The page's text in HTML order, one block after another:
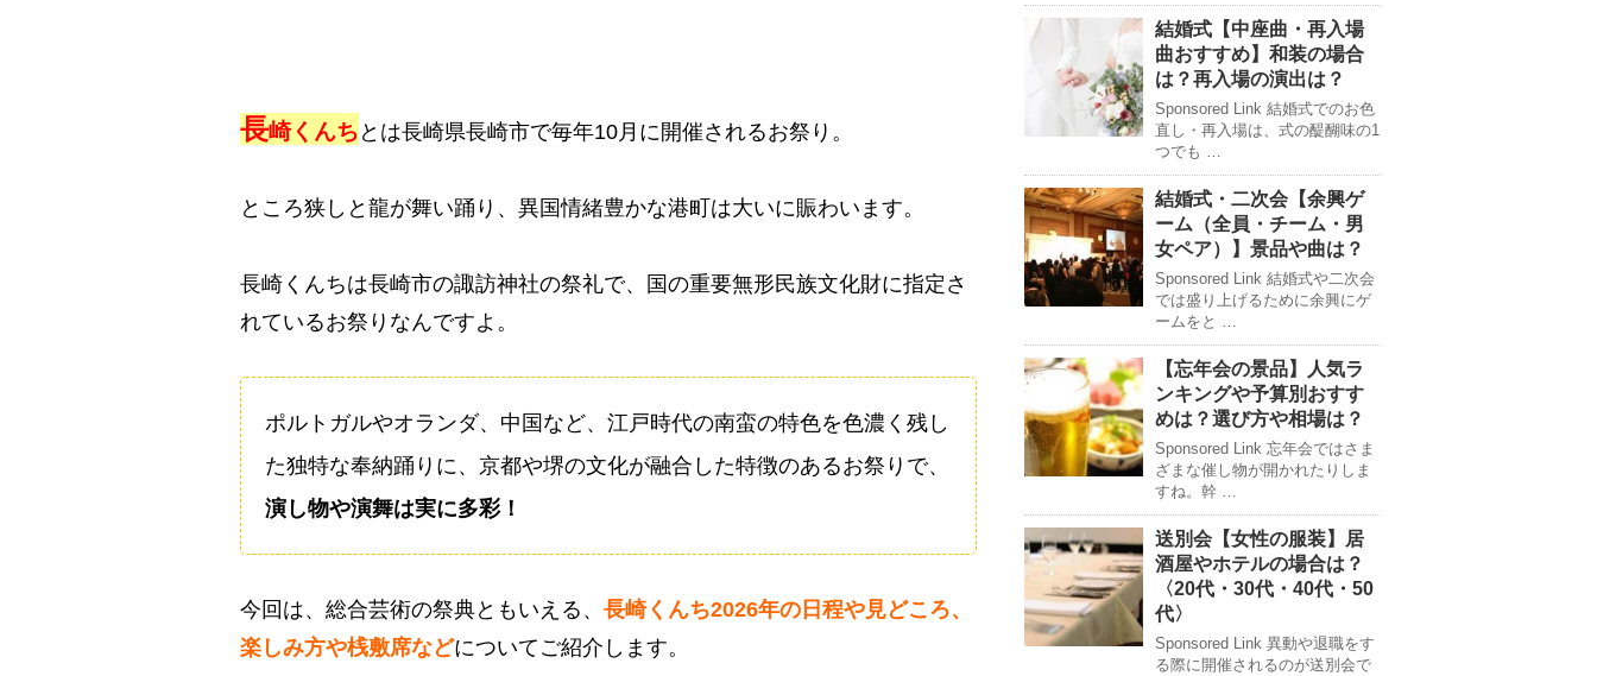
長崎くんち とは長崎県長崎市で毎年10月に開催されるお祭り。
ところ狭しと龍が舞い踊り、異国情緒豊かな港町は大いに賑わいます。
長崎くんちは長崎市の諏訪神社の祭礼で、国の重要無形民族文化財に指定さ
れているお祭りなんですよ。
ポルトガルやオランダ、中国など、江戸時代の南蛮の特色を色濃く残し
た独特な奉納踊りに、京都や堺の文化が融合した特徴のあるお祭りで、
演し物や演舞は実に多彩！
今回は、総合芸術の祭典ともいえる、 長崎くんち2026年の日程や見どころ、
楽しみ方や桟敷席などについてご紹介します。
結婚式【中座曲・再入場
曲おすすめ】和装の場合
は？再入場の演出は？
Sponsored Link 結婚式でのお色
直し・再入場は、式の醍醐味の1
つでも …
結婚式・二次会【余興ゲ
ーム（全員・チーム・男
女ペア）】景品や曲は？
Sponsored Link 結婚式や二次会
では盛り上げるために余興にゲ
ームをと …
【忘年会の景品】人気ラ
ンキングや予算別おすす
めは？選び方や相場は？
Sponsored Link 忘年会ではさま
ざまな催し物が開かれたりしま
すね。幹 …
送別会【女性の服装】居
酒屋やホテルの場合は？
〈20代・30代・40代・50
代〉
Sponsored Link 異動や退職をす
る際に開催されるのが送別会で